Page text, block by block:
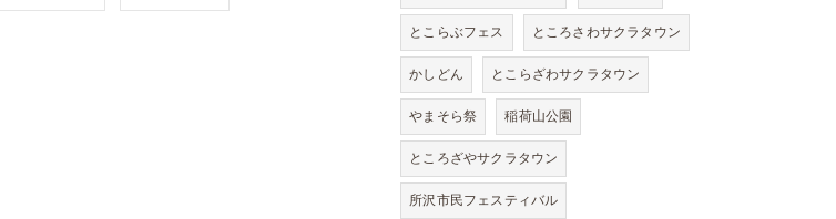
とこらぶフェス ところさわサクラタウン
かしどん とこらざわサクラタウン
やまそら祭 稲荷山公園
ところざやサクラタウン
所沢市民フェスティバル